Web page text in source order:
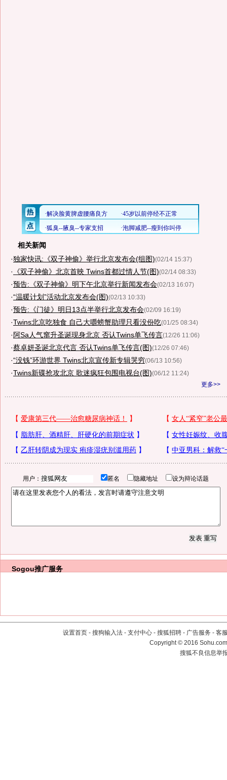
相关新闻
·独家快讯:《双子神偷》举行北京发布会(组图)(02/14 15:37)
· 《双子神偷》北京首映 Twins首都过情人节(图)(02/14 08:33)
·预告:《双子神偷》明下午北京举行新闻发布会(02/13 16:07)
·“温暖计划”活动北京发布会(图)(02/13 10:33)
·预告:《门徒》明日13点半举行北京发布会(02/09 16:19)
·Twins北京吃独食 自己大嚼螃蟹助理只看没份吃(01/25 08:34)
· 阿Sa人气窜升圣诞现身北京 否认Twins单飞传言(12/26 11:06)
·蔡卓妍圣诞北京代言 否认Twins单飞传言(图)(12/26 07:46)
·“没钱”环游世界 Twins北京宣传新专辑哭穷(06/13 10:56)
·Twins新碟抢攻北京 歌迷疯狂包围电视台(图)(06/12 11:24)
更多>>
用户： 匿名 隐藏地址 设为辩论话题
Sogou推广服务
设置首页 - 搜狗输入法 - 支付中心 - 搜狐招聘 - 广告服务 - 客
Copyright©2016
搜狐不良信息举